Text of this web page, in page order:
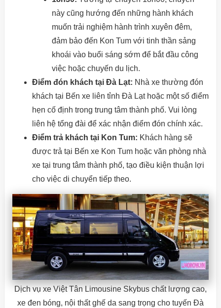
này cũng hướng đến những hành khách
muốn trải nghiệm hành trình xuyên đêm,
đảm bảo đến Kon Tum với tinh thần sảng
khoái vào buổi sáng sớm để bắt đầu công
việc hoặc chuyến du lịch.
Điểm đón khách tại Đà Lạt: Nhà xe thường đón
khách tại Bến xe liên tỉnh Đà Lạt hoặc một số điểm
hẹn cố định trong trung tâm thành phố. Vui lòng
liên hệ tổng đài để xác nhận điểm đón chính xác.
Điểm trả khách tại Kon Tum: Khách hàng sẽ
được trả tại Bến xe Kon Tum hoặc văn phòng nhà
xe tại trung tâm thành phố, tạo điều kiện thuận lợi
cho việc di chuyển tiếp theo.
Dịch vụ xe Việt Tân Limousine Skybus chất lượng cao,
xe đen bóng, nội thất ghế da sang trọng cho tuyến Đà